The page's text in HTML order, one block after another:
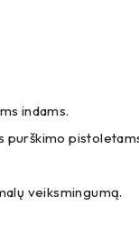
indams.
purškimo
veiksmingumą.